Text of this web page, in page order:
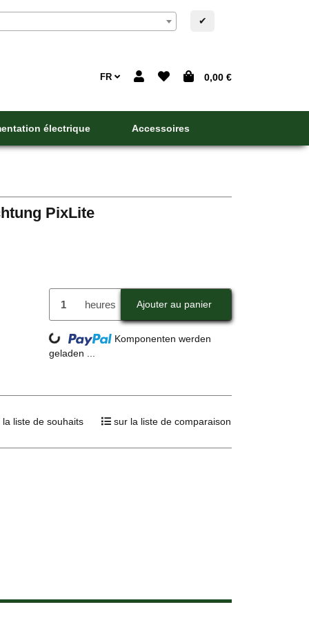
✔
FR 0,00 €
électrique Accessoires
PixLite
heures Ajouter au panier
Loading...
Komponenten werden
geladen ...
la liste de souhaits sur la liste de comparaison